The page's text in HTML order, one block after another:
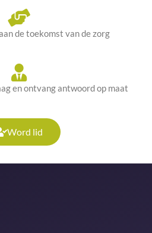
de toekomst van de zorg
en ontvang antwoord op maat
Word lid